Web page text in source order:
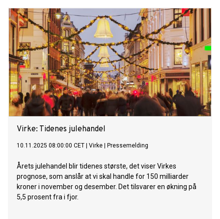
Virke: Tidenes julehandel
10.11.2025 08:00:00 CET Virke Pressemelding
Årets julehandel blir tidenes største, det viser Virkes
prognose, som anslår at vi skal handle for 150 milliarder
kroner i november og desember. Det tilsvarer en økning på
5,5 prosent fra i fjor.